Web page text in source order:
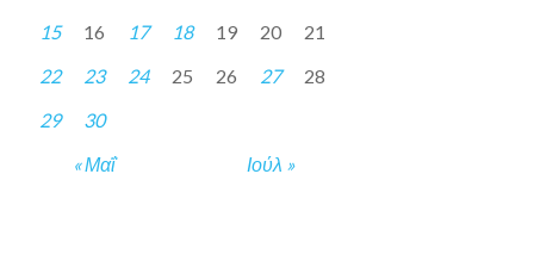
« Μαΐ Ιούλ »
15
16 17 18 19 20
21
22
23 24 25 26 27
28
29
30